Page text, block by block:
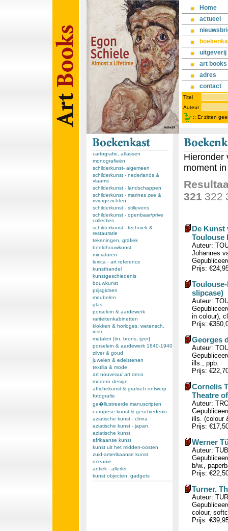
Home
actueel
uitgeverij
art books
adres
contact
Titel
Auteur
:: Er zitten
cartografie, atlassen
monografieën
schilderkunst- algemeen
schilderkunst - nederlands &
vlaams
schilderkunst - landschappen
schilderkunst - marines zee &
riviergezichten
schilderkunst - stillevens
schilderkunst - openbaar/prive
collecties
schilderkunst - techniek &
restauratie
tekeningen, grafiek
beeldhouwkunst
miniaturen
lexica - art reference
kunsthandel
kunstgeschiedenis
bouwkunst
prijsgidsen
meubelen
glas
porselein & aardewerk
rariteitenkabinetten
klokken & horloges, wetensch.
instr.
metalen [tin, brons, ijzer]
porselein & aardewerk 1840-1940
zilver & goud
juwelen & edelstenen
textilia & mode
art nouveau/ art deco
modern design
affichekunst & grafisch ontwerp
fotografie
ge�llustreerde manuscripten
europese kunst & geschiedenis
aziatische kunst - china
aziatische kunst - japan
aziatische kunst
afrikaanse kunst
kunst uit het midden-oosten
zuid-amerikaanse kunst
oceanie
antiek - allerlei
kunst objecten, gadgets
Hieronder
moment
321 322
De Kunst
Toulouse
Auteur:
Johannes
Prijs:
slipcase)
Auteur:
in colour),
Prijs:
Georges
Auteur:
ills., ppb.
Prijs:
Cornelis
Theatre
Auteur:
ills. (colour
Prijs:
Werner
Auteur:
b/w.,
Prijs:
Turner.
Auteur:
colour,
Prijs: